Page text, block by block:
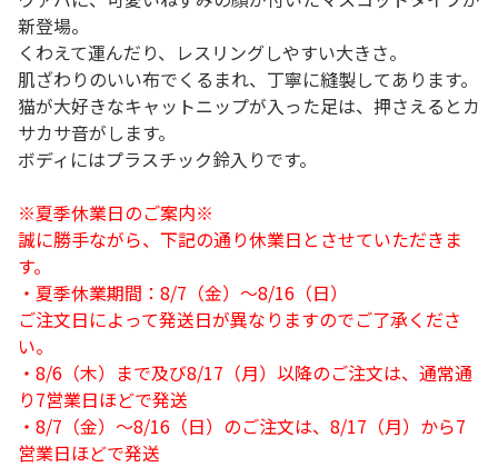
新登場。
くわえて運んだり、レスリングしやすい大きさ。
肌ざわりのいい布でくるまれ、丁寧に縫製してあります。
猫が大好きなキャットニップが入った足は、押さえるとカ
サカサ音がします。
ボディにはプラスチック鈴入りです。
※夏季休業日のご案内※
誠に勝手ながら、下記の通り休業日とさせていただきま
す。
・夏季休業期間：8/7（金）～8/16（日）
ご注文日によって発送日が異なりますのでご了承くださ
い。
・8/6（木）まで及び8/17（月）以降のご注文は、通常通
り7営業日ほどで発送
・8/7（金）～8/16（日）のご注文は、8/17（月）から7
営業日ほどで発送